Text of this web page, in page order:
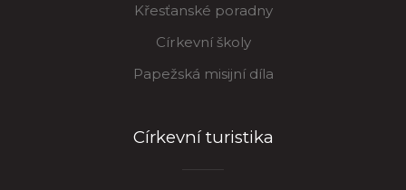
Křesťanské poradny
Církevní školy
Papežská misijní díla
Církevní turistika